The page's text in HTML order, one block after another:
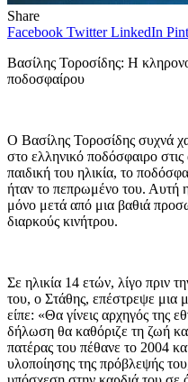
Share
Facebook Twitter LinkedIn
Βασίλης Τοροσίδης: Η
ποδοσφαίρου
Ο Βασίλης Τοροσίδης συχνά
στο ελληνικό ποδόσφαιρο
παιδική του ηλικία, το
ήταν το πεπρωμένο του. Αυτή
μόνο μετά από μια βαθιά
διαρκούς κινήτρου.
Σε ηλικία 14 ετών, λίγο πριν
του, ο Στάθης, επέστρεψε μια
είπε: «Θα γίνεις αρχηγός της
δήλωση θα καθόριζε τη ζωή
πατέρας του πέθανε το 2004
υλοποίησης της πρόβλεψής